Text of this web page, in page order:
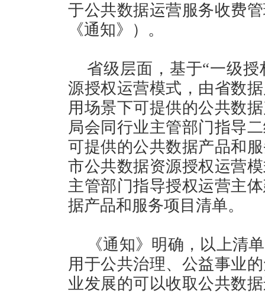
于公共数据运营服务收费
《通知》）。
省级层面，基于“一级
源授权运营模式，由省数
用场景下可提供的公共数
局会同行业主管部门指导
可提供的公共数据产品和
市公共数据资源授权运营
主管部门指导授权运营主
据产品和服务项目清单。
《通知》明确，以上清
用于公共治理、公益事业
业发展的可以收取公共数